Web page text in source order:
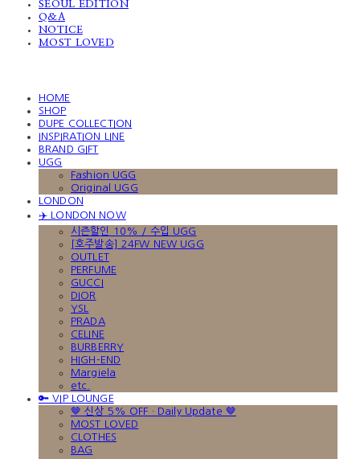
SEOUL EDITION
Q&A
NOTICE
MOST LOVED
HOME
SHOP
DUPE COLLECTION
INSPIRATION LINE
BRAND GIFT
UGG
Fashion UGG
Original UGG
LONDON
✈️ LONDON NOW
시즌할인 10% / 수입 UGG
[호주발송] 24FW NEW UGG
OUTLET
PERFUME
GUCCI
DIOR
YSL
PRADA
CELINE
BURBERRY
HIGH-END
Margiela
etc.
🔑 VIP LOUNGE
🤎 신상 5% OFF · Daily Update 🤎
MOST LOVED
CLOTHES
BAG